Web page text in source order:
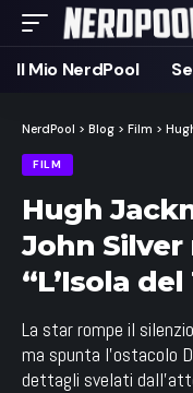
Il Mio NerdPool
NerdPool > Blog > Film > Hugh
FILM
Hugh
John
“L’Isola
La star rompe il
ma spunta l'ostacolo
dettagli svelati